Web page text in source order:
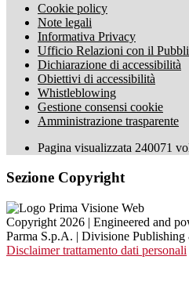
Cookie policy
Note legali
Informativa Privacy
Ufficio Relazioni con il
Dichiarazione di accessibilità
Obiettivi di accessibilità
Whistleblowing
Gestione consensi cookie
Amministrazione trasparente
Pagina visualizzata 240071
Sezione Copyright
Copyright 2026 | Engineered and
Parma S.p.A. | Divisione
Disclaimer trattamento dati personali